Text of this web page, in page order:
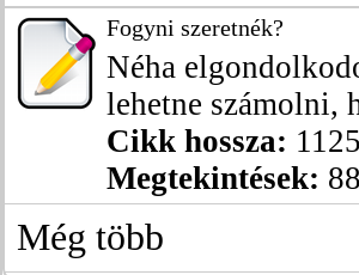
Fogyni szeretnék?
Néha
lehetne számolni,
Cikk hossza:
Megtekintések: 88
Még több